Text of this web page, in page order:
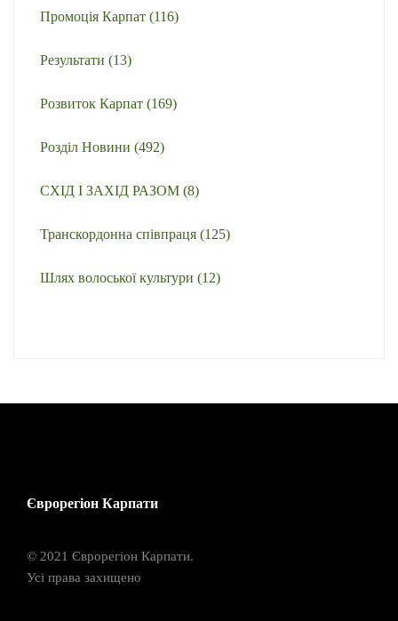
Промоція Карпат (116)
Результати (13)
Розвиток Карпат (169)
Розділ Новини (492)
СХІД І ЗАХІД РАЗОМ (8)
Транскордонна співпраця (125)
Шлях волоської культури (12)
Єврорегіон Карпати
© 2021 Єврорегіон Карпати.
Усі права захищено